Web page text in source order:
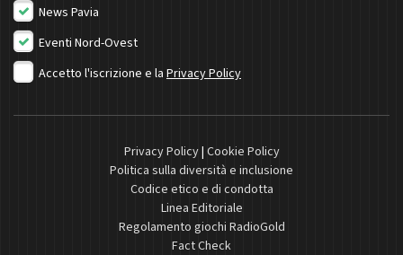
News Pavia
Eventi Nord-Ovest
Accetto l'iscrizione e la Privacy Policy
Privacy Policy| Cookie Policy
Politica sulla diversità e inclusione
Codice etico e di condotta
Linea Editoriale
Regolamento giochi RadioGold
Fact Check